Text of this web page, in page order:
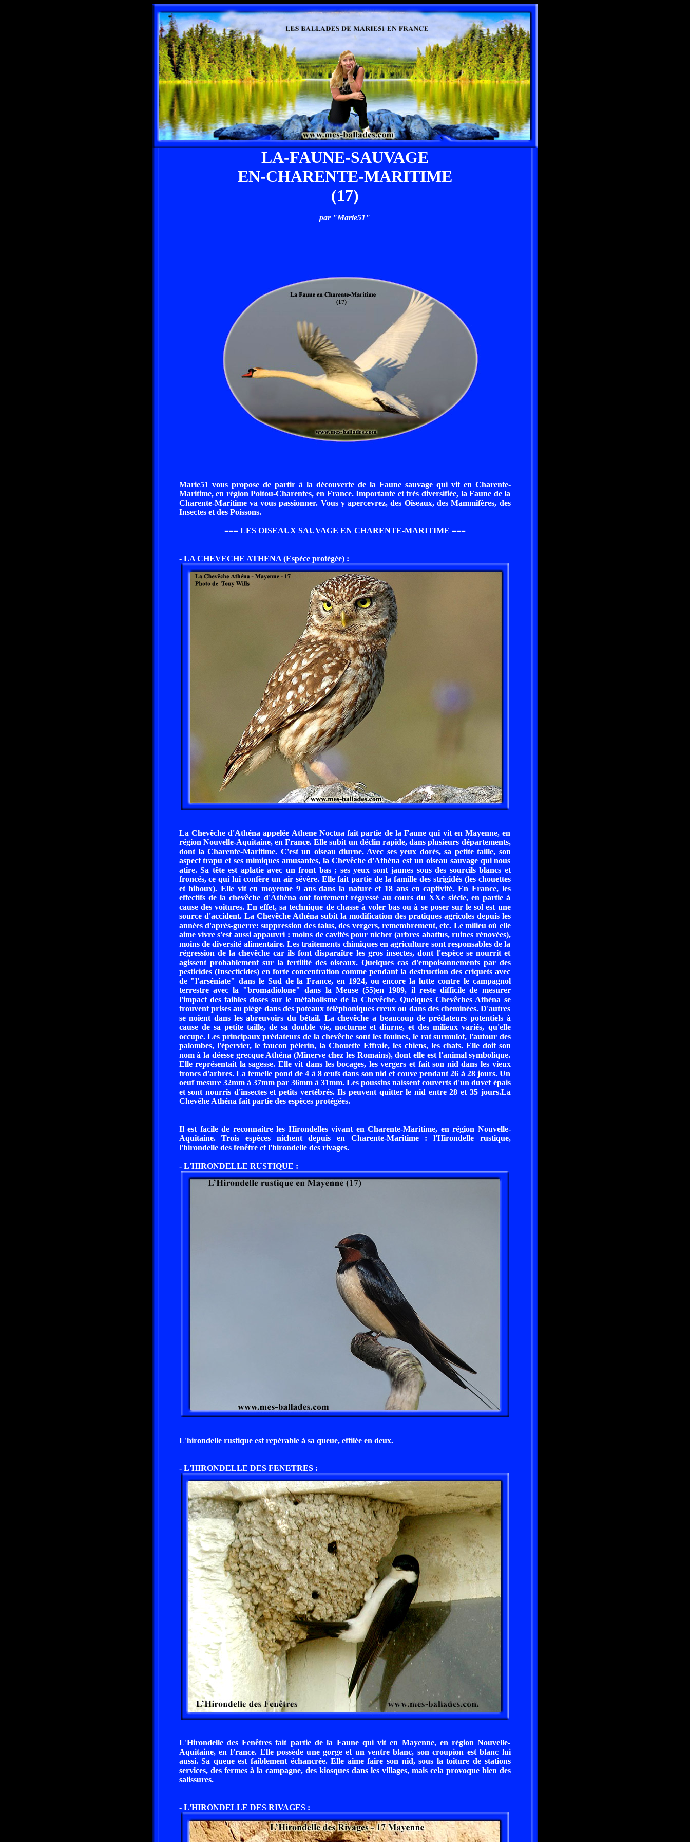
LA-FAUNE-SAUVAGE
EN-CHARENTE-MARITIME
(17)
par "Marie51"
Marie51 vous propose de partir à la découverte de la Faune sauvage qui vit en Charente-
Maritime, en région Poitou-Charentes, en France. Importante et très diversifiée, la Faune de la
Charente-Maritime va vous passionner. Vous y apercevrez, des Oiseaux, des Mammifères, des
Insectes et des Poissons.
=== LES OISEAUX SAUVAGE EN CHARENTE-MARITIME ===
- LA CHEVECHE ATHENA (Espèce protégée) :
La Chevêche d'Athéna appelée Athene Noctua fait partie de la Faune qui vit en Mayenne, en
région Nouvelle-Aquitaine, en France. Elle subit un déclin rapide, dans plusieurs départements,
dont la Charente-Maritime. C'est un oiseau diurne. Avec ses yeux dorés, sa petite taille, son
aspect trapu et ses mimiques amusantes, la Chevêche d'Athéna est un oiseau sauvage qui nous
atire. Sa tête est aplatie avec un front bas ; ses yeux sont jaunes sous des sourcils blancs et
froncés, ce qui lui confère un air sévère. Elle fait partie de la famille des strigidés (les chouettes
et hiboux). Elle vit en moyenne 9 ans dans la nature et 18 ans en captivité. En France, les
effectifs de la chevêche d'Athéna ont fortement régressé au cours du XXe siècle, en partie à
cause des voitures. En effet, sa technique de chasse à voler bas ou à se poser sur le sol est une
source d'accident. La Chevêche Athéna subit la modification des pratiques agricoles depuis les
années d'après-guerre: suppression des talus, des vergers, remembrement, etc. Le milieu où elle
aime vivre s'est aussi appauvri : moins de cavités pour nicher (arbres abattus, ruines rénovées),
moins de diversité alimentaire. Les traitements chimiques en agriculture sont responsables de la
régression de la chevêche car ils font disparaître les gros insectes, dont l'espèce se nourrit et
agissent probablement sur la fertilité des oiseaux. Quelques cas d'empoisonnements par des
pesticides (Insecticides) en forte concentration comme pendant la destruction des criquets avec
de "l'arséniate" dans le Sud de la France, en 1924, ou encore la lutte contre le campagnol
terrestre avec la "bromadiolone" dans la Meuse (55)en 1989, il reste difficile de mesurer
l'impact des faibles doses sur le métabolisme de la Chevêche. Quelques Chevêches Athéna se
trouvent prises au piège dans des poteaux téléphoniques creux ou dans des cheminées. D'autres
se noient dans les abreuvoirs du bétail. La chevêche a beaucoup de prédateurs potentiels à
cause de sa petite taille, de sa double vie, nocturne et diurne, et des milieux variés, qu'elle
occupe. Les principaux prédateurs de la chevêche sont les fouines, le rat surmulot, l'autour des
palombes, l'épervier, le faucon pèlerin, la Chouette Effraie, les chiens, les chats. Elle doit son
nom à la déesse grecque Athéna (Minerve chez les Romains), dont elle est l'animal symbolique.
Elle représentait la sagesse. Elle vit dans les bocages, les vergers et fait son nid dans les vieux
troncs d'arbres. La femelle pond de 4 à 8 œufs dans son nid et couve pendant 26 à 28 jours. Un
oeuf mesure 32mm à 37mm par 36mm à 31mm. Les poussins naissent couverts d'un duvet épais
et sont nourris d'insectes et petits vertébrés. Ils peuvent quitter le nid entre 28 et 35 jours.La
Chevêhe Athéna fait partie des espèces protégées.
Il est facile de reconnaitre les Hirondelles vivant en Charente-Maritime, en région Nouvelle-
Aquitaine. Trois espèces nichent depuis en Charente-Maritime : l'Hirondelle rustique,
l'hirondelle des fenêtre et l'hirondelle des rivages.
- L'HIRONDELLE RUSTIQUE :
L'hirondelle rustique est repérable à sa queue, effilée en deux.
- L'HIRONDELLE DES FENETRES :
L'Hirondelle des Fenêtres fait partie de la Faune qui vit en Mayenne, en région Nouvelle-
Aquitaine, en France. Elle possède une gorge et un ventre blanc, son croupion est blanc lui
aussi. Sa queue est faiblement échancrée. Elle aime faire son nid, sous la toiture de stations
services, des fermes à la campagne, des kiosques dans les villages, mais cela provoque bien des
salissures.
- L'HIRONDELLE DES RIVAGES :